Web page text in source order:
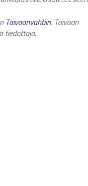
Taivaanvahtiin. Taivaan
tiedottaja.